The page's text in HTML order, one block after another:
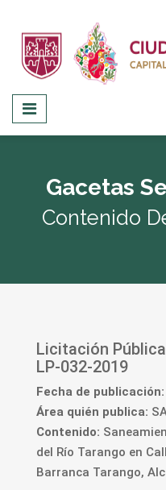
Gacetas
Contenido
Licitación
LP-032-2019
Fecha de publicación:
Área quién publica:
Contenido:
del Río Tarango en
Barranca Tarango,